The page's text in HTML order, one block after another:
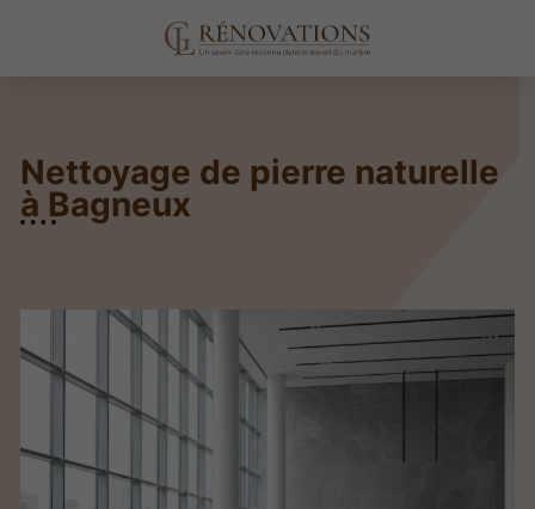
Nettoyage de pierre naturelle
à Bagneux